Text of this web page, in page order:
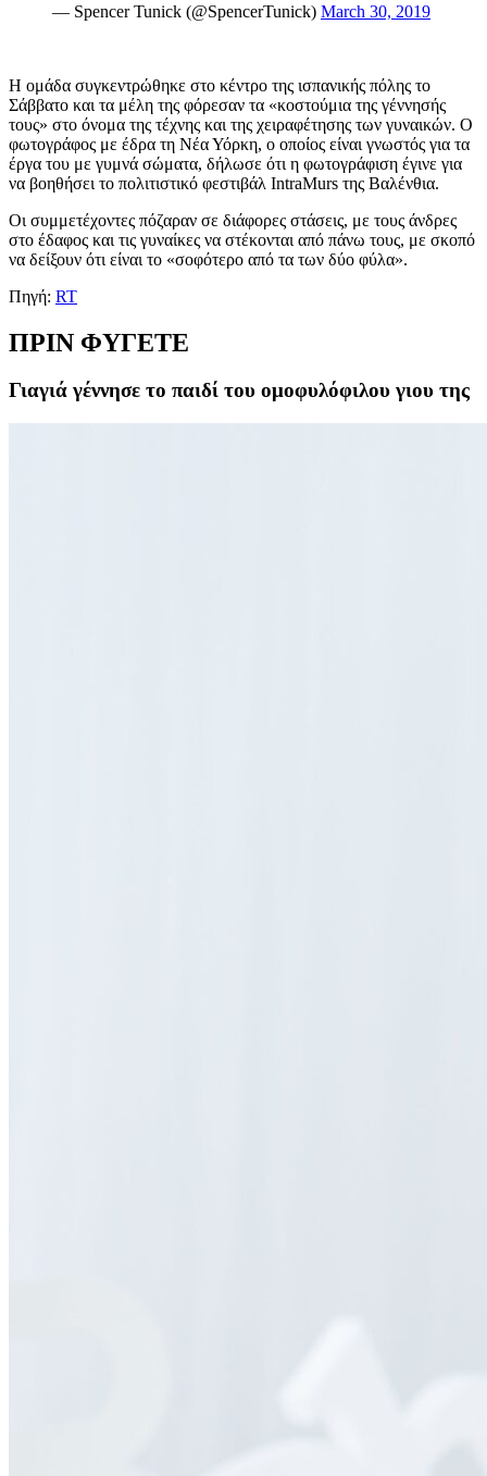
— Spencer Tunick (@SpencerTunick) March 30, 2019
Η ομάδα συγκεντρώθηκε στο κέντρο της ισπανικής πόλης το
Σάββατο και τα μέλη της φόρεσαν τα «κοστούμια της γέννησής
τους» στο όνομα της τέχνης και της χειραφέτησης των γυναικών. Ο
φωτογράφος με έδρα τη Νέα Υόρκη, ο οποίος είναι γνωστός για τα
έργα του με γυμνά σώματα, δήλωσε ότι η φωτογράφιση έγινε για
να βοηθήσει το πολιτιστικό φεστιβάλ IntraMurs της Βαλένθια.
Οι συμμετέχοντες πόζαραν σε διάφορες στάσεις, με τους άνδρες
στο έδαφος και τις γυναίκες να στέκονται από πάνω τους, με σκοπό
να δείξουν ότι είναι το «σοφότερο από τα των δύο φύλα».
Πηγή: RT
ΠΡΙΝ ΦΥΓΕΤΕ
Γιαγιά γέννησε το παιδί του ομοφυλόφιλου γιου της